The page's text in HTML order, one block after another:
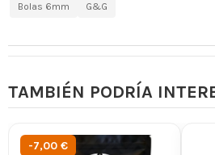
Bolas 6mm
G&G
TAMBIÉN PODRÍA
-7,00 €